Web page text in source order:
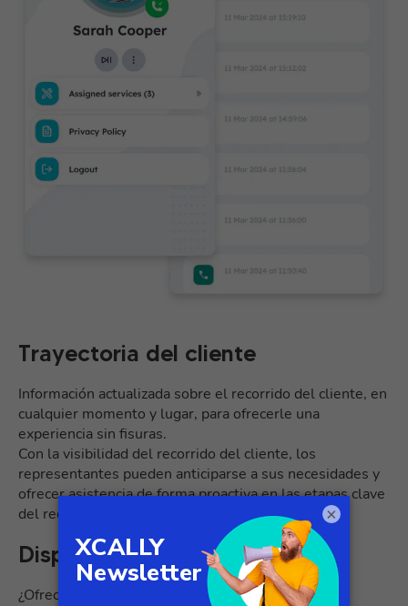
Trayectoria del cliente
Información actualizada sobre el recorrido del cliente, en
cualquier momento y lugar, para ofrecerle una
experiencia sin fisuras.
Con la visibilidad del recorrido del cliente, los
representantes pueden anticiparse a sus necesidades y
ofrecer asistencia de forma proactiva en las etapas clave
del recorrido.
Disponibilidad
¿Ofreces un servicio de disponibilidad telefónica?
×